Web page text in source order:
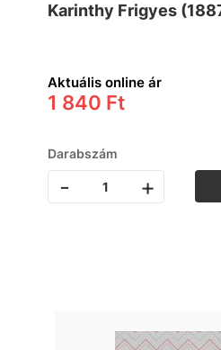
Karinthy Frigyes
Aktuális online ár
1 840 Ft
Darabszám
- +